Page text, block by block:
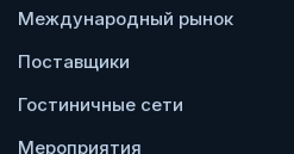
Международный рынок
Поставщики
Гостиничные сети
Мероприятия